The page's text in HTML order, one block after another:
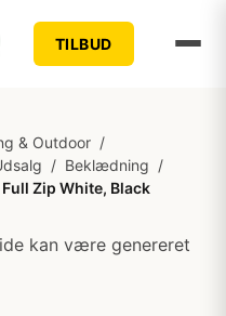
TILBUD
& Outdoor /
/ Beklædning /
Zip White, Black
kan være genereret